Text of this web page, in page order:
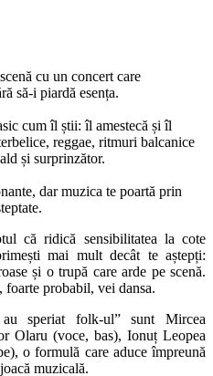
cu un concert care
să-i piardă esența.
cum îl știi: îl amestecă și îl
reggae, ritmuri balcanice
și surprinzător.
dar muzica te poartă prin
că ridică sensibilitatea la cote
mai mult decât te aștepți:
și o trupă care arde pe scenă.
probabil, vei dansa.
speriat folk-ul” sunt Mircea
Olaru (voce, bas), Ionuț Leopea
o formulă care aduce împreună
muzicală.